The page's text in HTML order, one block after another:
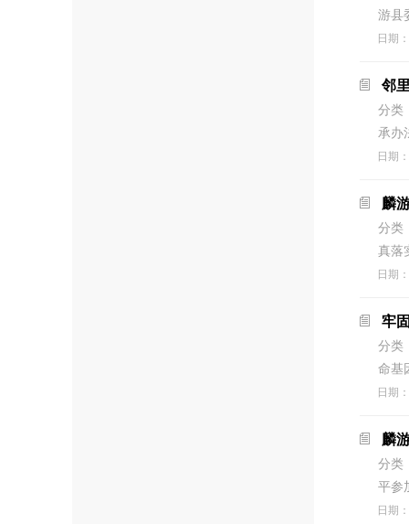
游县
日期：
邻
分类
承办
日期：
麟
分类
真落
日期：
牢
分类
命基
日期：
麟
分类
平参
日期：